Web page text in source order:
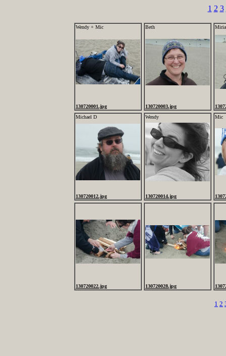
1 2 3
Wendy + Mic
130720001.jpg
Beth
130720003.jpg
Michael D
130720012.jpg
Wendy
130720014.jpg
Mic
130720022.jpg 130720028.jpg
1 2